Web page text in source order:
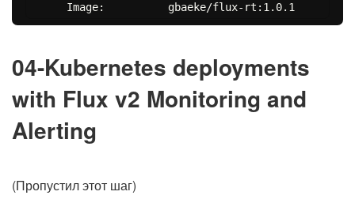
04-Kubernetes deployments
with Flux v2 Monitoring and
Alerting
(Пропустил этот шаг)